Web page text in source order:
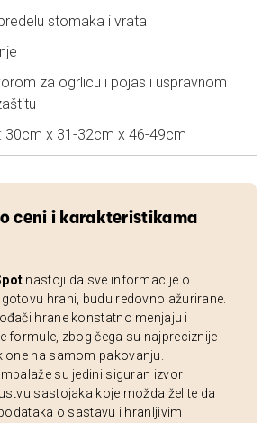
stomaka i vrata
za ogrlicu i pojas i uspravnom
30cm x 31-32cm x 46-49cm
ceni i karakteristikama
nastoji da sve informacije o
hrani, budu redovno ažurirane.
hrane konstatno menjaju i
formule, zbog čega su najpreciznije
one na samom pakovanju.
su jedini siguran izvor
sastojaka koje možda želite da
o sastavu i hranljivim